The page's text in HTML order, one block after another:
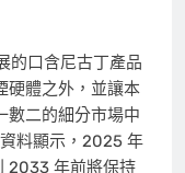
的口含尼古丁產品
硬體之外，並讓本
數二的細分市場中
料顯示，2025 年
2033 年前將保持